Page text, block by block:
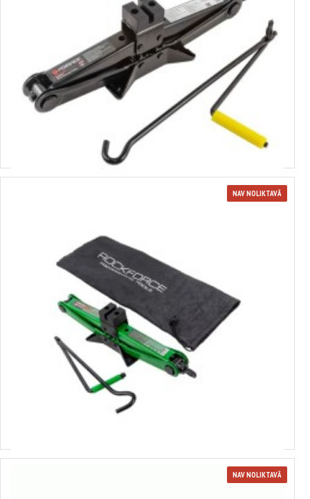
3610152
Mehāniskais domkrats "dimants" 2.0t, 115-380mm, L-400mm, FORSAGE,
F-10152
16.12€
NAV NOLIKTAVĀ
Mehāniskais domkrats "dimants" 2.5t, 115-400mm, FORSAGE, ST-114
NAV NOLIKTAVĀ